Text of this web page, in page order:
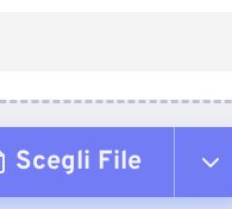
Scegli File